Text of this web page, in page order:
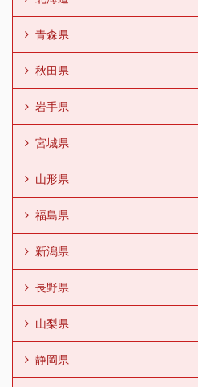
青森県
秋田県
岩手県
宮城県
山形県
福島県
新潟県
長野県
山梨県
静岡県